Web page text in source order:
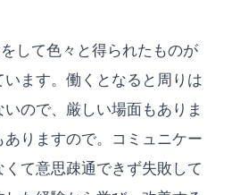
して色々と得られたものが
ます。働くとなると周りは
ので、厳しい場面もありま
りますので。コミュニケー
て意思疎通できず失敗して